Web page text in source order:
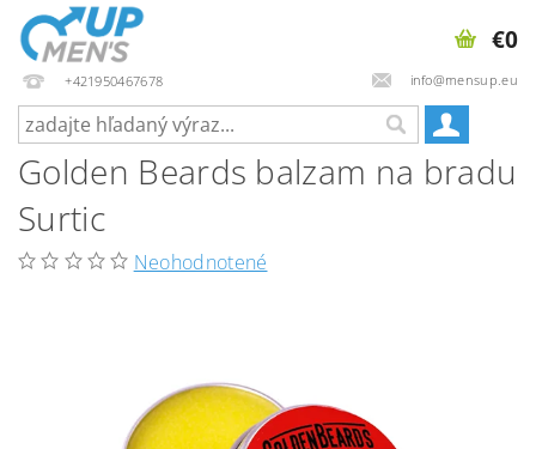
+421950467678 info@mensup.eu
€0
Golden Beards balzam na bradu
Surtic
Neohodnotené